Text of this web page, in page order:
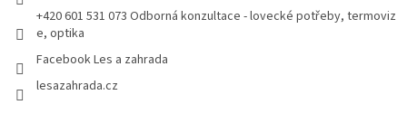
+420 601 531 073 Odborná konzultace - lovecké potřeby, termoviz
e, optika
Facebook Les a zahrada
lesazahrada.cz